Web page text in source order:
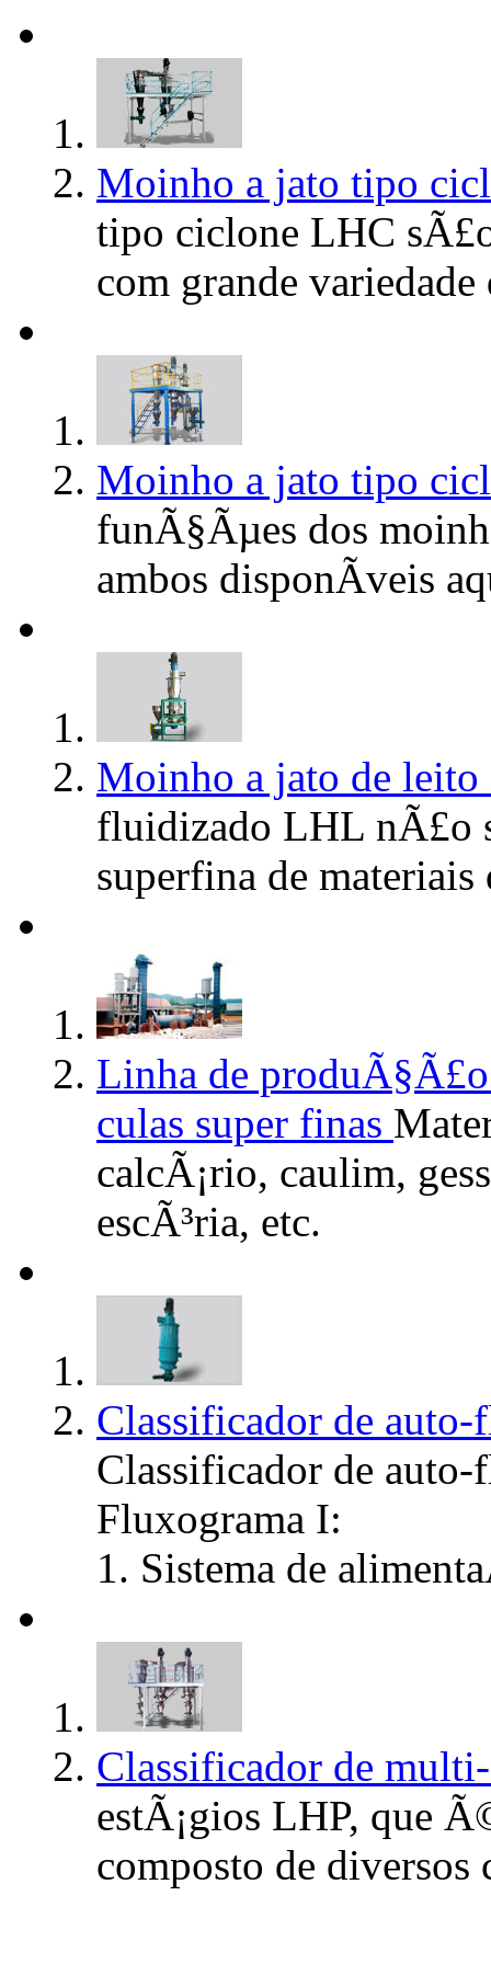
Moinho a jato tipo
tipo ciclone LHC
com grande variedade
Moinho a jato tipo
funÃ§Ãµes dos
ambos disponÃ­veis
Moinho a jato de
fluidizado LHL nÃ£o
superfina de
Linha de
culas super finas
calcÃ¡rio, caulim,
escÃ³ria, etc.
Classificador de
Classificador de
Fluxograma I:
1. Sistema de
Classificador de
estÃ¡gios LHP, que
composto de